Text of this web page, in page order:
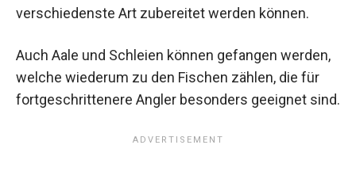
verschiedenste Art zubereitet werden können.
Auch Aale und Schleien können gefangen werden,
welche wiederum zu den Fischen zählen, die für
fortgeschrittenere Angler besonders geeignet sind.